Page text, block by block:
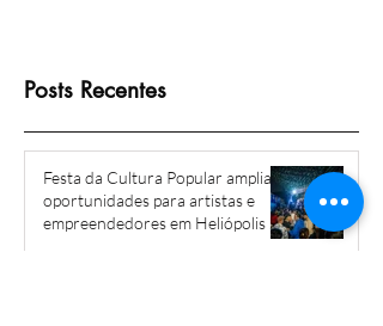
Posts Recentes
Festa da Cultura Popular amplia
oportunidades para artistas e
empreendedores em Heliópolis e